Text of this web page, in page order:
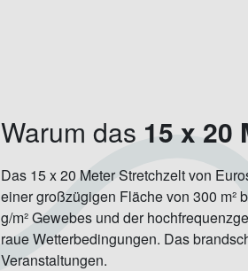
Warum das 15 x 20
Das 15 x 20 Meter Stretchzelt von
einer großzügigen Fläche von 300 m²
g/m² Gewebes und der
raue Wetterbedingungen. Das
Veranstaltungen.